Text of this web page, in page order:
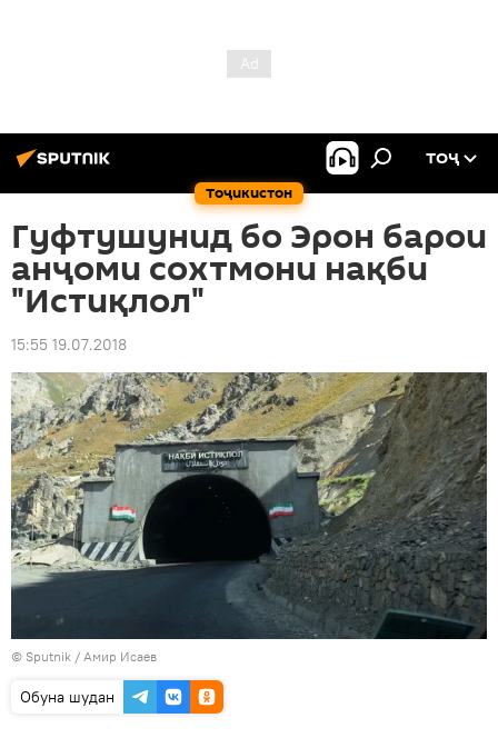
Тоҷикистон
ТОҶ
Гуфтушунид бо Эрон барои
анҷоми сохтмони нақби
"Истиқлол"
15:55 19.07.2018
© Sputnik / Амир Исаев
Обуна шудан